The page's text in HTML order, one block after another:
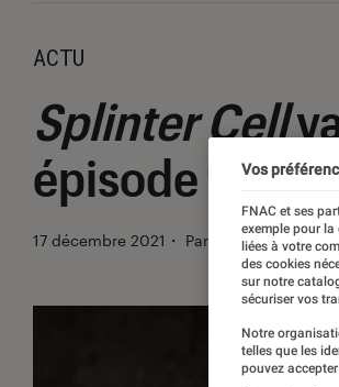
ACTU
Splinter Cell
épisode
17 décembre 2021 ・ Par Alexandre
Vos
FNAC et ses
exemple pour
liées à votre
des cookies
sur notre
sécuriser vos
Notre
telles que les
pouvez